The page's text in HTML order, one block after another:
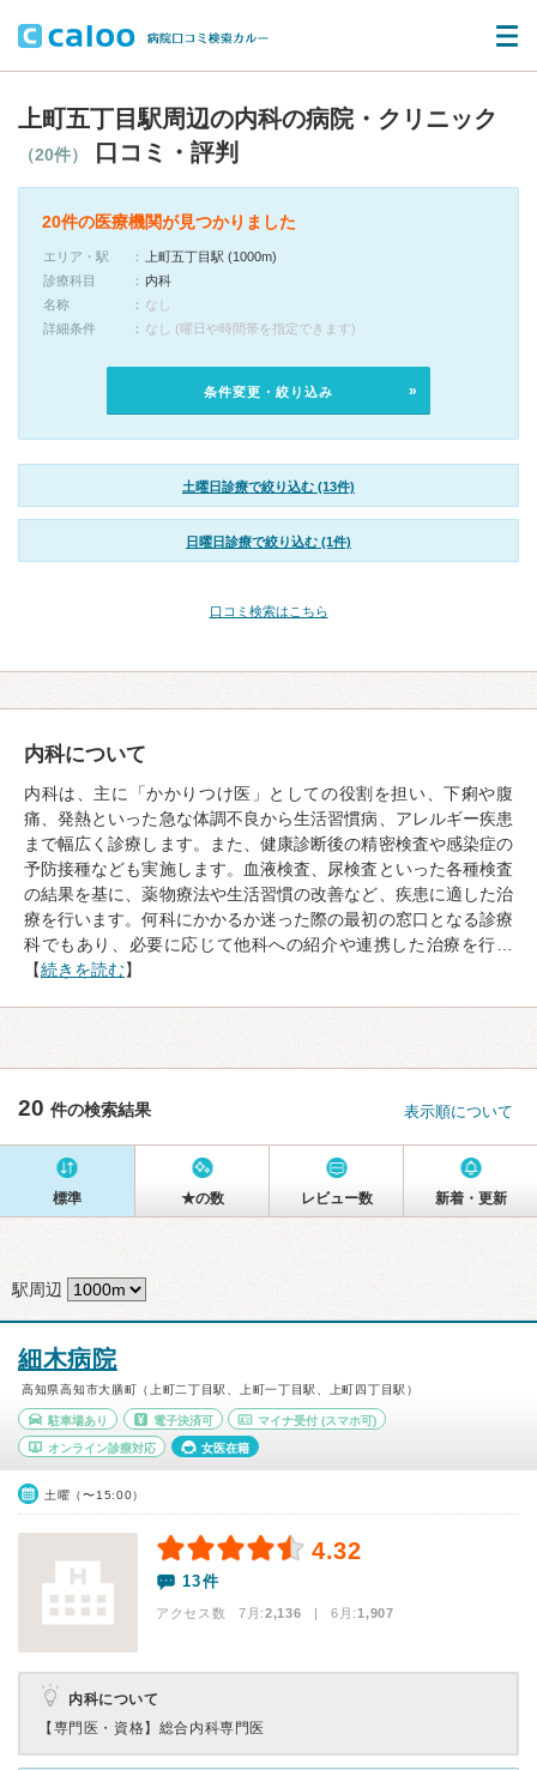
上町五丁目駅周辺の内科の病院・クリニック
（20件） 口コミ・評判
20件の医療機関が見つかりました
エリア・駅
上町五丁目駅 (1000m)
診療科目
内科
名称
なし
詳細条件
なし (曜日や時間帯を指定できます)
条件変更・絞り込み
土曜日診療で絞り込む (13件)
日曜日診療で絞り込む (1件)
口コミ検索はこちら
内科について
内科は、主に「かかりつけ医」としての役割を担い、下痢や腹
痛、発熱といった急な体調不良から生活習慣病、アレルギー疾患
まで幅広く診療します。また、健康診断後の精密検査や感染症の
予防接種なども実施します。血液検査、尿検査といった各種検査
の結果を基に、薬物療法や生活習慣の改善など、疾患に適した治
療を行います。何科にかかるか迷った際の最初の窓口となる診療
科でもあり、必要に応じて他科への紹介や連携した治療を行…
【続きを読む】
20 件の検索結果 表示順について
標準 ★の数 レビュー数 新着・更新
駅周辺
細木病院
高知県高知市大膳町（上町二丁目駅、上町一丁目駅、上町四丁目駅）
駐車場あり 電子決済可 マイナ受付 (スマホ可)
オンライン診療対応 女医在籍
土曜（〜15:00）
4.32
13件
アクセス数 7月:2,136 | 6月:1,907
内科について
【専門医・資格】 総合内科専門医